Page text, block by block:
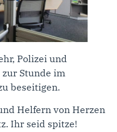
Polizei und
Stunde im
beseitigen.
Helfern von Herzen
Ihr seid spitze!